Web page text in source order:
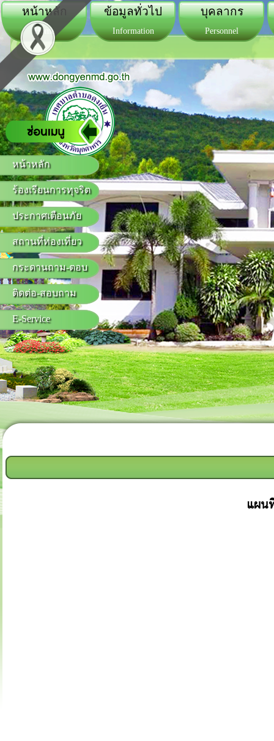
หน้าหลัก
ร้องเรียนการทุจริต
ประกาศเตือนภัย
สถานที่ท่องเที่ยว
กระดานถาม-ตอบ
ติดต่อ-สอบถาม
E-Service
หน้าหลัก
Home
ข้อมูลทั่วไป
Information
บุคลากร
Personnel
แผน